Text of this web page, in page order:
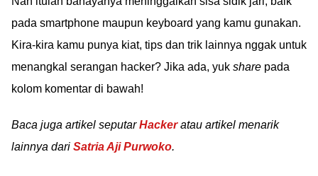
pada smartphone maupun keyboard yang kamu gunakan.
Kira-kira kamu punya kiat, tips dan trik lainnya nggak untuk
menangkal serangan hacker? Jika ada, yuk share pada
kolom komentar di bawah!
Baca juga artikel seputarHackeratau artikel menarik
lainnya dari Satria Aji Purwoko.